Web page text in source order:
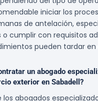
iniciar los
de antelación,
cumplir con requisitos
pueden tardar
un abogado
exterior en Sabadell?
los abogados